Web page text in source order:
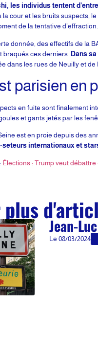
les individus tentent
la cour et les bruits suspects,
de la tentative d’effraction.
donnée, des effectifs de la
braqués ces derniers. Dans
dans les rues de Neuilly et
parisien en
en fuite sont finalement
et gants jetés par les
est en proie depuis des
internationaux et
: Élections : Trump veut débattre
Jean-
Le 08/03/2024